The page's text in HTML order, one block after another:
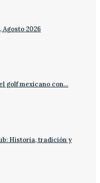
2026
golf mexicano con…
Historia, tradición y